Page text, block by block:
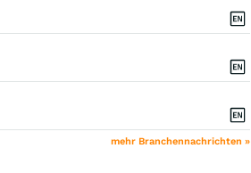
mehr Branchennachrichten »